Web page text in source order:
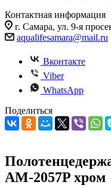
Контактная информация
г. Самара, ул. 9-я
aqualifesamara@mail.ru
Вконтакте
Viber
WhatsApp
Поделиться
AM-2057P хром